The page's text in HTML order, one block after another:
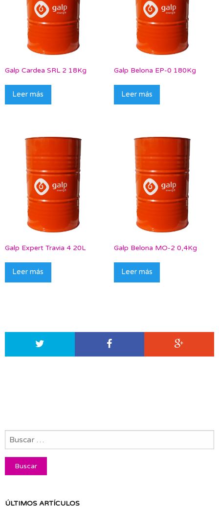
Galp Cardea SRL 2 18Kg
Leer más
Galp Belona EP-0 180Kg
Leer más
Galp Expert Travia 4 20L
Leer más
Galp Belona MO-2 0,4Kg
Leer más
ÚLTIMOS ARTÍCULOS